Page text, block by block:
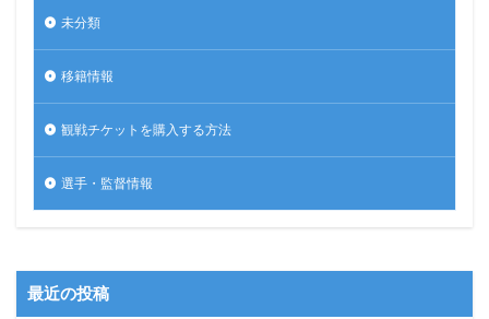
未分類
移籍情報
観戦チケットを購入する方法
選手・監督情報
最近の投稿